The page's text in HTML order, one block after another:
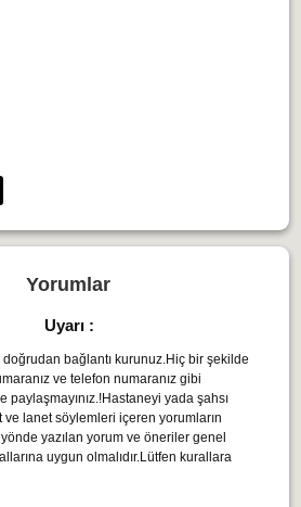
Yorumlar
Uyarı :
bağlantı kurunuz.Hiç bir şekilde
ve telefon numaranız gibi
yada şahsı
lanet söylemleri içeren yorumların
yönde yazılan yorum ve öneriler genel
uygun olmalıdır.Lütfen kurallara